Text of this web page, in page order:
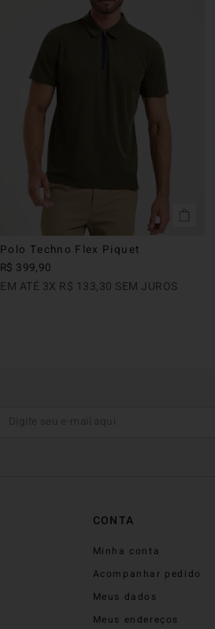
Polo Techno Flex Piquet
R$ 399,90
EM ATÉ 3X R$ 133,30 SEM JUROS
CONTA
Minha conta
Acompanhar pedido
Meus dados
Meus endereços